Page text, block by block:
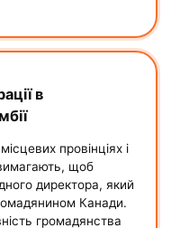
в
провінціях і
щоб
директора, який
Канади.
громадянства